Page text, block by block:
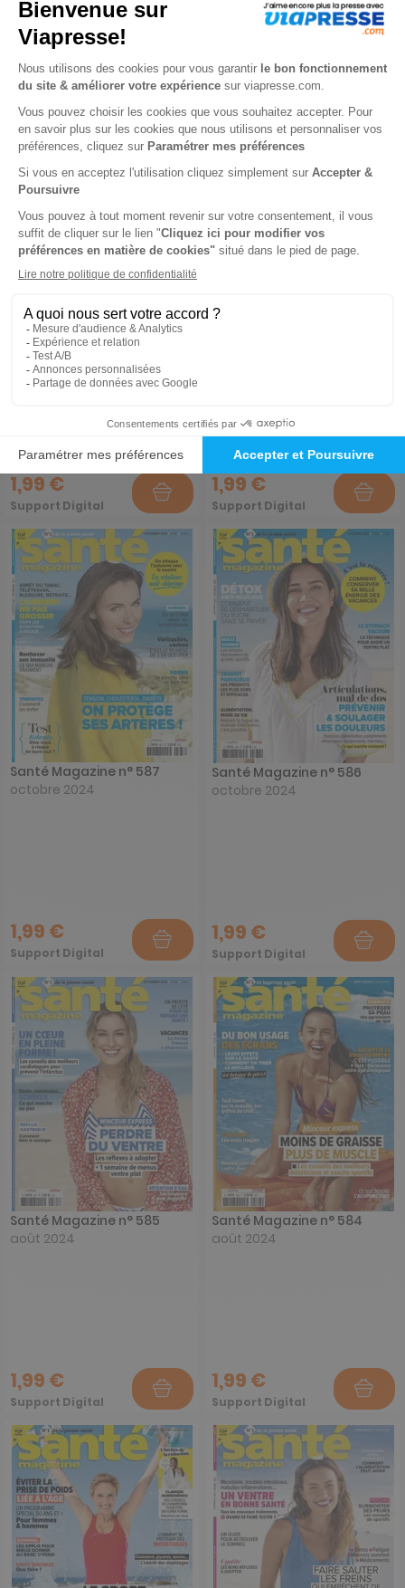
1,99 €
Santé Magazine n° 589
janvier 2025
1,99 €
Support Digital
Santé Magazine n° 588
1,99 €
Support Digital
Santé Magazine n° 587
octobre 2024
1,99 €
Support Digital
Santé Magazine n° 586
octobre 2024
1,99 €
Support Digital
Santé Magazine n° 585
août 2024
1,99 €
Support Digital
Santé Magazine n° 584
août 2024
1,99 €
Support Digital